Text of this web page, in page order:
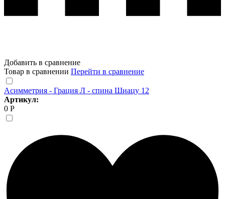
Добавить в сравнение
Товар в сравнении Перейти в сравнение
Асимметрия - Грация Л - спина Шиацу 12
Артикул:
0 Р